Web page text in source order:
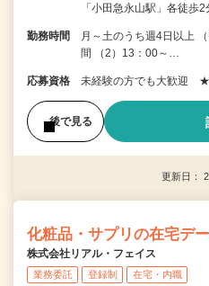
「小田急永山駅」各徒歩2
勤務時間
月～土のうち週4日以上
間 （2）13：00～…
応募資格 未経験の方でも大歓迎 ★
後で見る
更新日：
化粧品・サプリの在宅デ
株式会社リアル・フェイス
業務委託 登録制 在宅・内職